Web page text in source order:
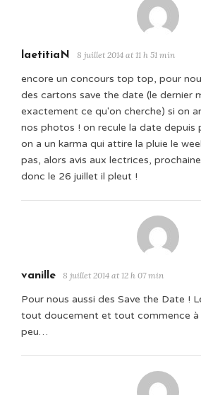
laetitiaN 8 juillet 2014 at 11 h 51 min
encore un concours top top, pour
des cartons save the date (le dernier
exactement ce qu'on cherche) si on
nos photos ! on recule la date depuis
on a un karma qui attire la pluie le
pas, alors avis aux lectrices,
donc le 26 juillet il pleut !
vanille 8 juillet 2014 at 12 h 07 min
Pour nous aussi des Save the Date !
tout doucement et tout commence à
peu…